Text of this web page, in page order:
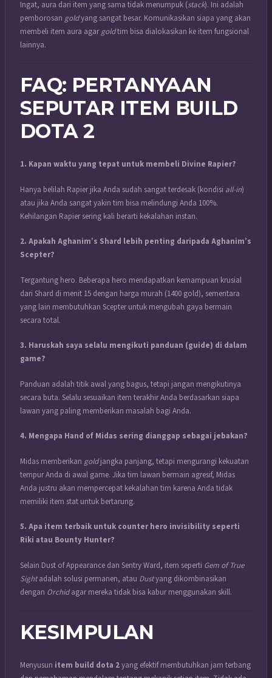
Ingat, aura dari item yang sama tidak menumpuk (stack). Ini adalah
pemborosan goldyang sangat besar. Komunikasikan siapa yang akan
membeli item aura agargoldtim bisa dialokasikan ke item fungsional
lainnya.
FAQ: PERTANYAAN
SEPUTAR ITEM BUILD
DOTA 2
1. Kapan waktu yang tepat untuk membeli Divine Rapier?
Hanya belilah Rapier jika Anda sudah sangat terdesak (kondisi all-in)
atau jika Anda sangat yakin tim bisa melindungi Anda 100%.
Kehilangan Rapier sering kali berarti kekalahan instan.
2. Apakah Aghanim’s Shard lebih penting daripada Aghanim’s
Scepter?
Tergantung hero. Beberapa hero mendapatkan kemampuan krusial
dari Shard di menit 15 dengan harga murah (1400 gold), sementara
yang lain membutuhkan Scepter untuk mengubah gaya bermain
secara total.
3. Haruskah saya selalu mengikuti panduan (guide) di dalam
game?
Panduan adalah titik awal yang bagus, tetapi jangan mengikutinya
secara buta. Selalu sesuaikan item terakhir Anda berdasarkan siapa
lawan yang paling memberikan masalah bagi Anda.
4. Mengapa Hand of Midas sering dianggap sebagai jebakan?
Midas memberikan goldjangka panjang, tetapi mengurangi kekuatan
tempur Anda di awal game. Jika tim lawan bermain agresif, Midas
Anda justru akan mempercepat kekalahan tim karena Anda tidak
memiliki item stat untuk bertarung.
5. Apa item terbaik untuk counter hero invisibility seperti
Riki atau Bounty Hunter?
Selain Dust of Appearance dan Sentry Ward, item seperti Gem of True
Sightadalah solusi permanen, atau Dustyang dikombinasikan
dengan Orchidagar mereka tidak bisa kabur menggunakan skill.
KESIMPULAN
Menyusun item build dota 2yang efektif membutuhkan jam terbang